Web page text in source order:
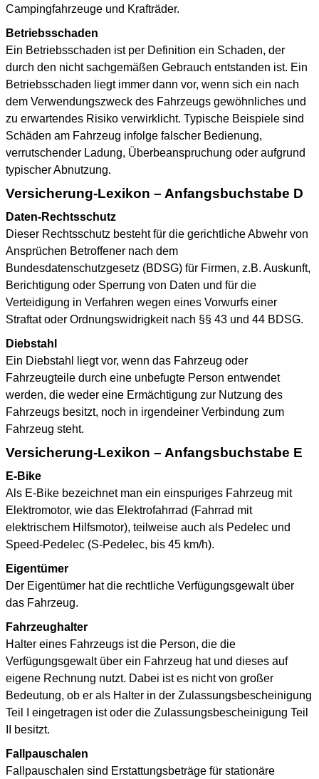
Campingfahrzeuge und Krafträder.
Betriebsschaden
Ein Betriebsschaden ist per Definition ein Schaden, der
durch den nicht sachgemäßen Gebrauch entstanden ist. Ein
Betriebsschaden liegt immer dann vor, wenn sich ein nach
dem Verwendungszweck des Fahrzeugs gewöhnliches und
zu erwartendes Risiko verwirklicht. Typische Beispiele sind
Schäden am Fahrzeug infolge falscher Bedienung,
verrutschender Ladung, Überbeanspruchung oder aufgrund
typischer Abnutzung.
Versicherung-Lexikon – Anfangsbuchstabe D
Daten-Rechtsschutz
Dieser Rechtsschutz besteht für die gerichtliche Abwehr von
Ansprüchen Betroffener nach dem
Bundesdatenschutzgesetz (BDSG) für Firmen, z.B. Auskunft,
Berichtigung oder Sperrung von Daten und für die
Verteidigung in Verfahren wegen eines Vorwurfs einer
Straftat oder Ordnungswidrigkeit nach §§ 43 und 44 BDSG.
Diebstahl
Ein Diebstahl liegt vor, wenn das Fahrzeug oder
Fahrzeugteile durch eine unbefugte Person entwendet
werden, die weder eine Ermächtigung zur Nutzung des
Fahrzeugs besitzt, noch in irgendeiner Verbindung zum
Fahrzeug steht.
Versicherung-Lexikon – Anfangsbuchstabe E
E-Bike
Als E-Bike bezeichnet man ein einspuriges Fahrzeug mit
Elektromotor, wie das Elektrofahrrad (Fahrrad mit
elektrischem Hilfsmotor), teilweise auch als Pedelec und
Speed-Pedelec (S-Pedelec, bis 45 km/h).
Eigentümer
Der Eigentümer hat die rechtliche Verfügungsgewalt über
das Fahrzeug.
Fahrzeughalter
Halter eines Fahrzeugs ist die Person, die die
Verfügungsgewalt über ein Fahrzeug hat und dieses auf
eigene Rechnung nutzt. Dabei ist es nicht von großer
Bedeutung, ob er als Halter in der Zulassungsbescheinigung
Teil I eingetragen ist oder die Zulassungsbescheinigung Teil
II besitzt.
Fallpauschalen
Fallpauschalen sind Erstattungsbeträge für stationäre